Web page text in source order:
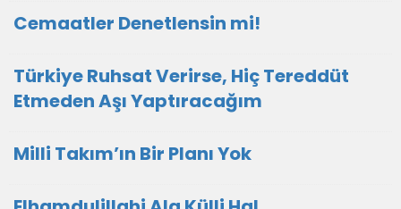
Cemaatler Denetlensin mi!
Türkiye Ruhsat Verirse, Hiç Tereddüt
Etmeden Aşı Yaptıracağım
Milli Takım’ın Bir Planı Yok